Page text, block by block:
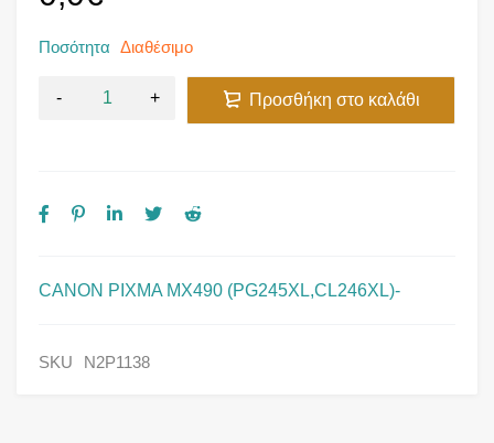
CANON PIXMA MX490 (PG245XL,CL246XL)-
Ποσότητα Διαθέσιμο
Προσθήκη στο καλάθι
SKU N2P1138